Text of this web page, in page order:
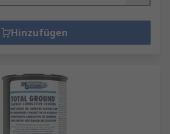
Hinzufügen